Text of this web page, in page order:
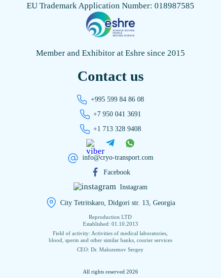
EU Trademark Application Number: 018987585
Member and Exhibitor at Eshre since 2015
Contact us
+995 599 84 86 08
+7 950 041 3691
+1 713 328 9408
info@cryo-transport.com
Facebook
Instagram
City Tetritskaro, Didgori str. 13, Georgia
Reproduction LTD
Established: 01.10.2013
Field of activity: Activities of medical laboratories,
blood, sperm and other similar banks, courier services
CEO: Dr. Malozemov Sergey
All rights reserved 2026